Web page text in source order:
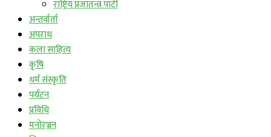
राष्ट्रिय प्रजातन्त्र पार्टी
अन्तर्वार्ता
अपराध
कला साहित्य
कृषि
धर्म संस्कृति
पर्यटन
प्रविधि
मनोरञ्जन